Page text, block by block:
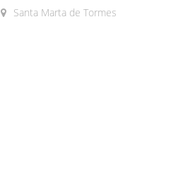
Santa Marta de Tormes